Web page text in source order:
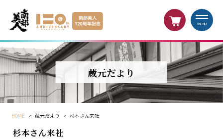
MENU
蔵元だより
HOME > 蔵元だより > 杉本さん来社
杉本さん来社